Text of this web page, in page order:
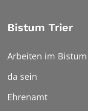
Bistum Trier
Arbeiten im Bistum
da sein
Ehrenamt